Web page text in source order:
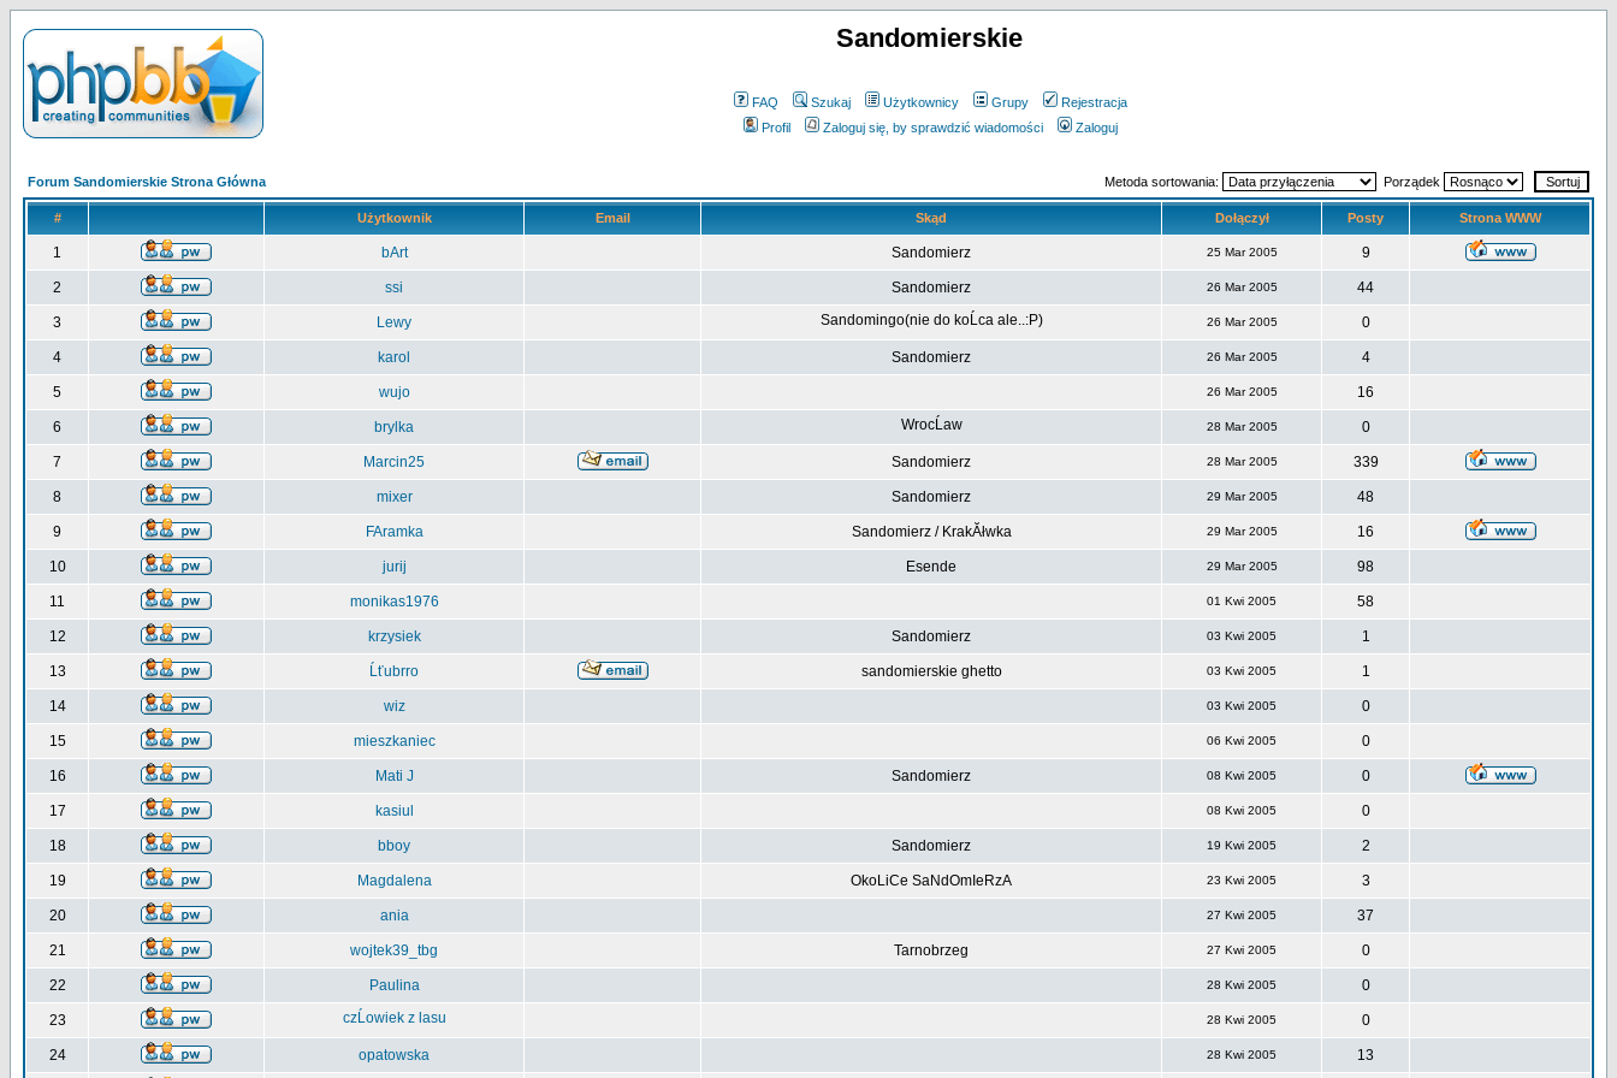
Sandomierskie
FAQ Szukaj Użytkownicy Grupy
Rejestracja
Profil
Zaloguj się, by sprawdzić wiadomości Zaloguj
Forum Sandomierskie Strona Główna Metoda sortowania: Porządek
# Użytkownik Email Skąd Dołączył Posty Strona WWW
1 bArt Sandomierz 25 Mar 2005 9
2 ssi Sandomierz 26 Mar 2005 44
3 Lewy Sandomingo(nie do koĹca ale..:P) 26 Mar 2005 0
4 karol Sandomierz 26 Mar 2005 4
5 wujo 26 Mar 2005 16
6 brylka WrocĹaw 28 Mar 2005 0
7 Marcin25 Sandomierz 28 Mar 2005 339
8 mixer Sandomierz 29 Mar 2005 48
9 FAramka Sandomierz / KrakĂłwka 29 Mar 2005 16
10 jurij Esende 29 Mar 2005 98
11 monikas1976 01 Kwi 2005 58
12 krzysiek Sandomierz 03 Kwi 2005 1
13 Ĺťubrro sandomierskie ghetto 03 Kwi 2005 1
14 wiz 03 Kwi 2005 0
15 mieszkaniec 06 Kwi 2005 0
16 Mati J Sandomierz 08 Kwi 2005 0
17 kasiul 08 Kwi 2005 0
18 bboy Sandomierz 19 Kwi 2005 2
19 Magdalena OkoLiCe SaNdOmIeRzA 23 Kwi 2005 3
20 ania 27 Kwi 2005 37
21 wojtek39_tbg Tarnobrzeg 27 Kwi 2005 0
22 Paulina 28 Kwi 2005 0
23 czĹowiek z lasu 28 Kwi 2005 0
24 opatowska 28 Kwi 2005 13